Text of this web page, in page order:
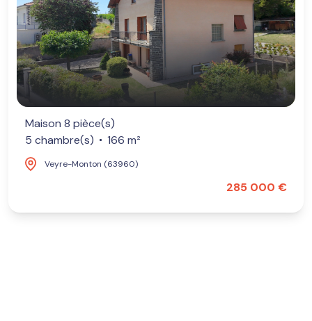
Maison 8 pièce(s)
5 chambre(s)
166 m²
Veyre-Monton (63960)
285 000 €